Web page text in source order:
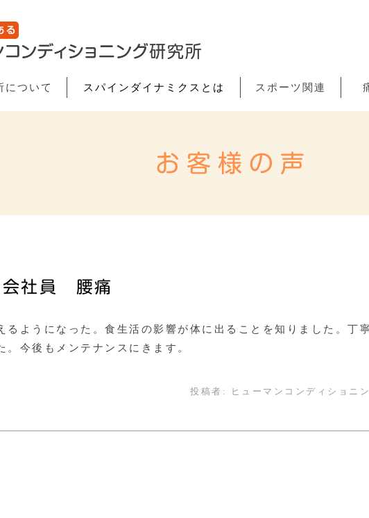
について スパインダイナミクスとは スポーツ関連
お客様の声
社員 腰痛
るようになった。食生活の影響が体に出ることを知りました。丁
。今後もメンテナンスにきます。
投稿者: ヒューマンコンディショニ